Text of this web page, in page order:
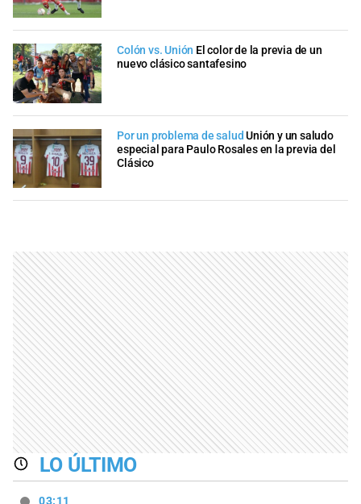
Colón vs. Unión El color de la previa de un
nuevo clásico santafesino
Por un problema de salud Unión y un saludo
especial para Paulo Rosales en la previa del
Clásico
LO ÚLTIMO
03:11